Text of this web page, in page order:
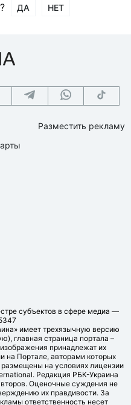
ДА НЕТ
Разместить рекламу
субъектов в сфере медиа —
имеет трехязычную версию
главная страница портала –
принадлежат их
на Портале, авторами которых
на условиях лицензии
Редакция РБК-Украина
Оценочные суждения не
их правдивости. За
ответственность несет